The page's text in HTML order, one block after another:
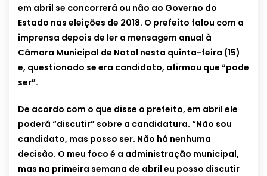
em abril se concorrerá ou não ao Governo do
Estado nas eleições de 2018. O prefeito falou com a
imprensa depois de ler a mensagem anual à
Câmara Municipal de Natal nesta quinta-feira (15)
e, questionado se era candidato, afirmou que “pode
ser”.
De acordo com o que disse o prefeito, em abril ele
poderá “discutir” sobre a candidatura. “Não sou
candidato, mas posso ser. Não há nenhuma
decisão. O meu foco é a administração municipal,
mas na primeira semana de abril eu posso discutir